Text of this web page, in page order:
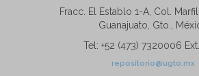
Fracc. El Establo 1-A, Col.
Guanajuato, Gto.,
Tel: +52 (473) 7320006
repositorio@ugto.mx